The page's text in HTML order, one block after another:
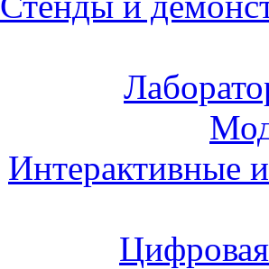
Интерактивные